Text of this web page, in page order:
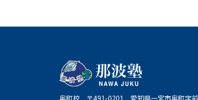
奥町校 〒491-0201 愛知県一宮市奥町字